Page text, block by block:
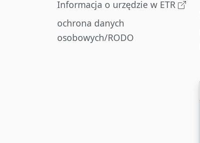
Informacja o urzędzie w ETR
ochrona danych
osobowych/RODO